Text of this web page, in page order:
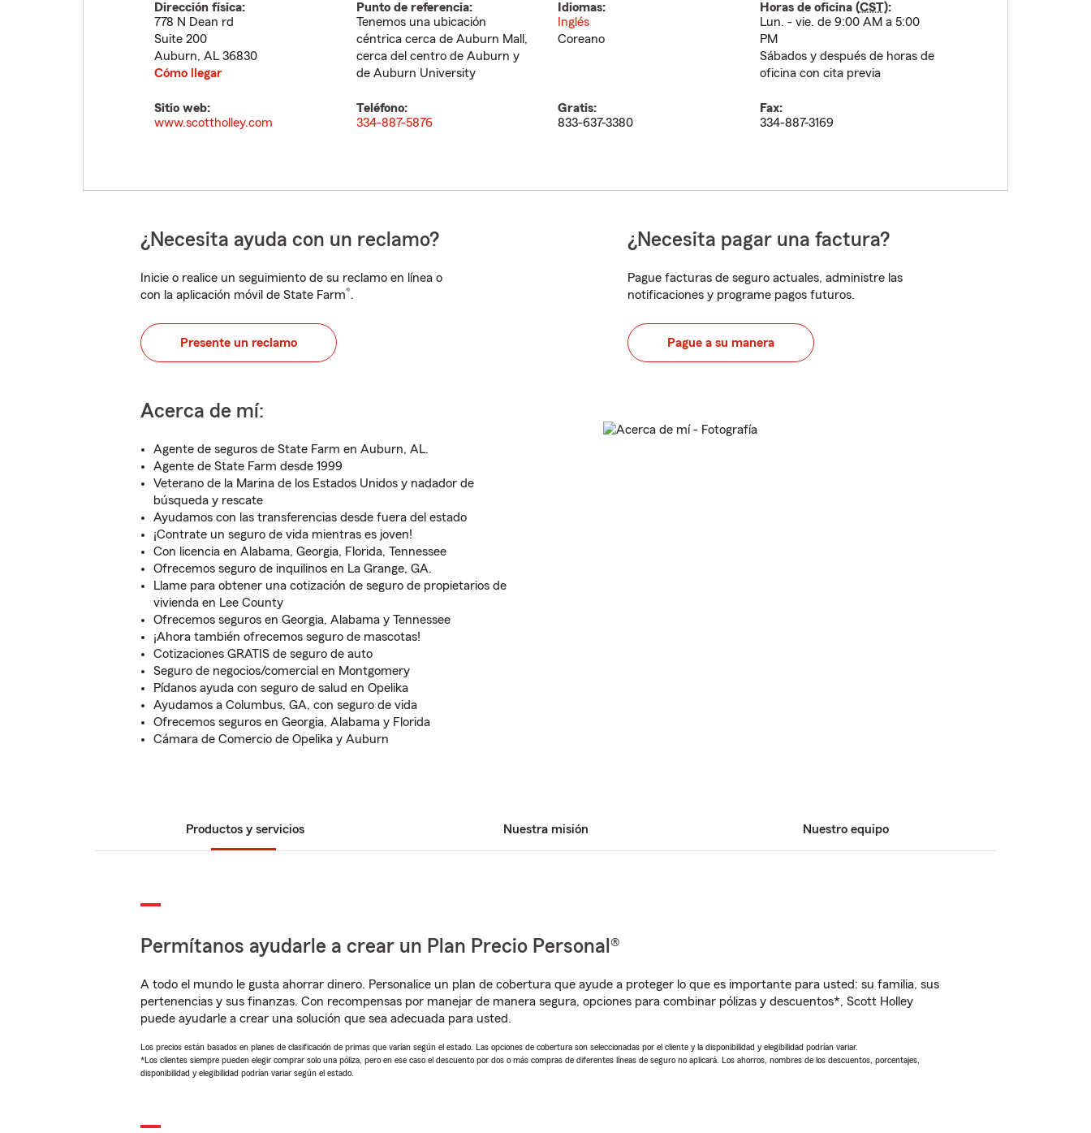
Dirección física:
778 N Dean rd
Suite 200
Auburn, AL 36830
Cómo llegar
Punto de referencia:
Tenemos una ubicación
céntrica cerca de Auburn Mall,
cerca del centro de Auburn y
de Auburn University
Idiomas:
Inglés
Coreano
Horas de oficina (CST):
Lun. - vie. de 9:00 AM a 5:00
PM
Sábados y después de horas de
oficina con cita previa
Sitio web:
www.scottholley.com
Teléfono:
334-887-5876
Gratis:
833-637-3380
Fax:
334-887-3169
¿Necesita ayuda con un reclamo?
Inicie o realice un seguimiento de su reclamo en línea o
con la aplicación móvil de State Farm®.
Presente un reclamo
¿Necesita pagar una factura?
Pague facturas de seguro actuales, administre las
notificaciones y programe pagos futuros.
Pague a su manera
Acerca de mí:
Agente de seguros de State Farm en Auburn, AL.
Agente de State Farm desde 1999
Veterano de la Marina de los Estados Unidos y nadador de
búsqueda y rescate
Ayudamos con las transferencias desde fuera del estado
¡Contrate un seguro de vida mientras es joven!
Con licencia en Alabama, Georgia, Florida, Tennessee
Ofrecemos seguro de inquilinos en La Grange, GA.
Llame para obtener una cotización de seguro de propietarios de
vivienda en Lee County
Ofrecemos seguros en Georgia, Alabama y Tennessee
¡Ahora también ofrecemos seguro de mascotas!
Cotizaciones GRATIS de seguro de auto
Seguro de negocios/comercial en Montgomery
Pídanos ayuda con seguro de salud en Opelika
Ayudamos a Columbus, GA, con seguro de vida
Ofrecemos seguros en Georgia, Alabama y Florida
Cámara de Comercio de Opelika y Auburn
Productos y servicios Nuestra misión Nuestro equipo
Permítanos ayudarle a crear un Plan Precio Personal®
A todo el mundo le gusta ahorrar dinero. Personalice un plan de cobertura que ayude a proteger lo que es importante para usted: su familia, sus
pertenencias y sus finanzas. Con recompensas por manejar de manera segura, opciones para combinar pólizas y descuentos*, Scott Holley
puede ayudarle a crear una solución que sea adecuada para usted.
Los precios están basados en planes de clasificación de primas que varían según el estado. Las opciones de cobertura son seleccionadas por el cliente y la disponibilidad y elegibilidad podrían variar.
*Los clientes siempre pueden elegir comprar solo una póliza, pero en ese caso el descuento por dos o más compras de diferentes líneas de seguro no aplicará. Los ahorros, nombres de los descuentos, porcentajes,
disponibilidad y elegibilidad podrían variar según el estado.